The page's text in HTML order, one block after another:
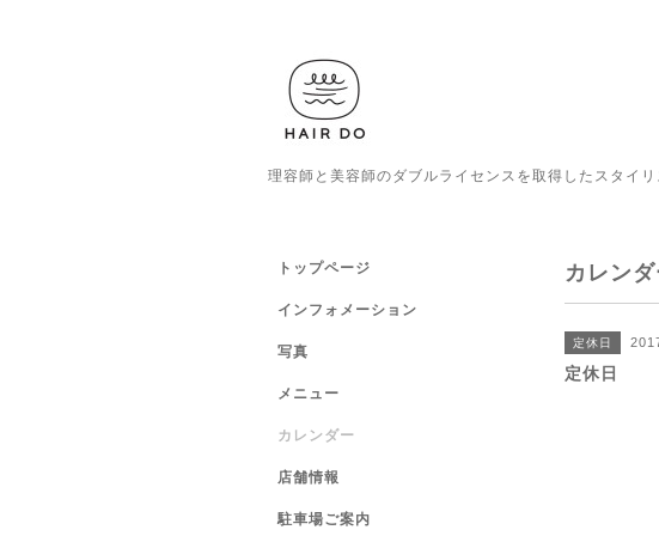
理容師と美容師のダブルライセンスを取得したスタイ
カレンダ
定休日
定休日
トップページ
インフォメーション
写真
メニュー
カレンダー
店舗情報
駐車場ご案内